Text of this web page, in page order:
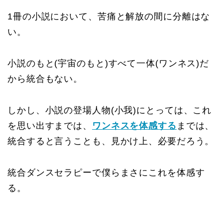
1冊の小説において、苦痛と解放の間に分離はな
い。
小説のもと(宇宙のもと)すべて一体(ワンネス)だ
から統合もない。
しかし、小説の登場人物(小我)にとっては、これ
を思い出すまでは、
ワンネスを体感する までは、
統合すると言うことも、見かけ上、必要だろう。
統合ダンスセラピーで僕らまさにこれを体感す
る。